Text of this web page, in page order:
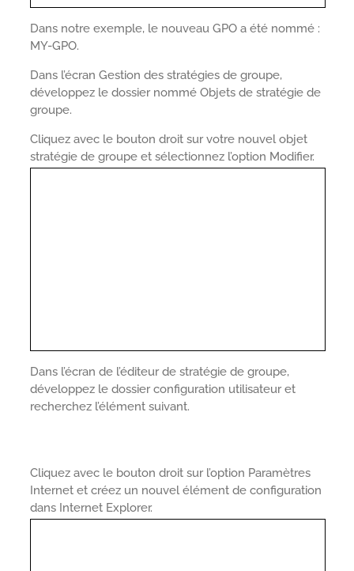
Dans notre exemple, le nouveau GPO a été nommé :
MY-GPO.
Dans l’écran Gestion des stratégies de groupe,
développez le dossier nommé Objets de stratégie de
groupe.
Cliquez avec le bouton droit sur votre nouvel objet
stratégie de groupe et sélectionnez l’option Modifier.
Dans l’écran de l’éditeur de stratégie de groupe,
développez le dossier configuration utilisateur et
recherchez l’élément suivant.
Cliquez avec le bouton droit sur l’option Paramètres
Internet et créez un nouvel élément de configuration
dans Internet Explorer.